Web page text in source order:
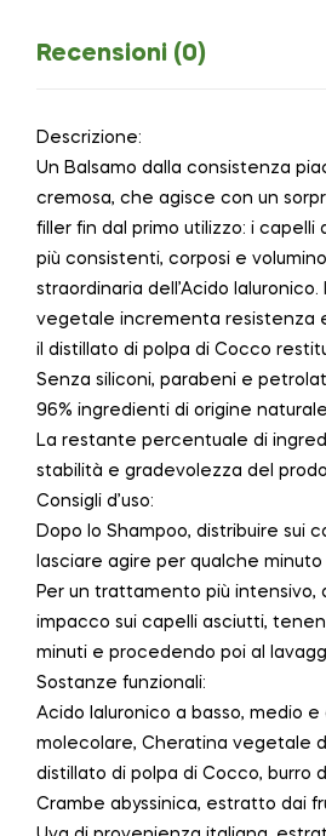
Recensioni (0)
Descrizione:
Un Balsamo dalla consistenza
cremosa, che agisce con un
filler fin dal primo utilizzo: i capelli
più consistenti, corposi e
straordinaria dell’Acido
vegetale incrementa resistenza
il distillato di polpa di Cocco
Senza siliconi, parabeni e
96% ingredienti di origine naturale
La restante percentuale di
stabilità e gradevolezza del
Consigli d’uso:
Dopo lo Shampoo, distribuire sui
lasciare agire per qualche
Per un trattamento più intensivo,
impacco sui capelli asciutti,
minuti e procedendo poi al
Sostanze funzionali:
Acido Ialuronico a basso, medio e
molecolare, Cheratina vegetale
distillato di polpa di Cocco, burro
Crambe abyssinica, estratto dai